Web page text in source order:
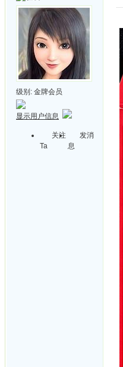
级别: 金牌会员
显示用户信息
关注
Ta
发消
息